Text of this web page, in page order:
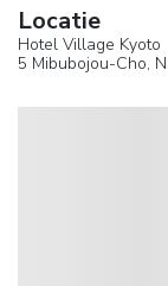
Locatie
Hotel Village Kyoto
5 Mibubojou-Cho,